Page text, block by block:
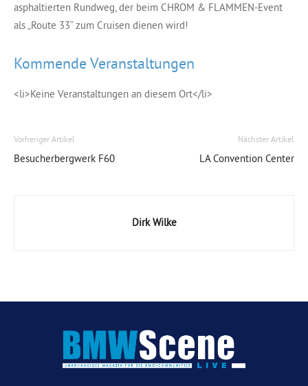
asphaltierten Rundweg, der beim CHROM & FLAMMEN-Event
als „Route 33“ zum Cruisen dienen wird!
Kommende Veranstaltungen
<li>Keine Veranstaltungen an diesem Ort</li>
Vorheriger Artikel
Besucherbergwerk F60
Nächster Artikel
LA Convention Center
Dirk Wilke